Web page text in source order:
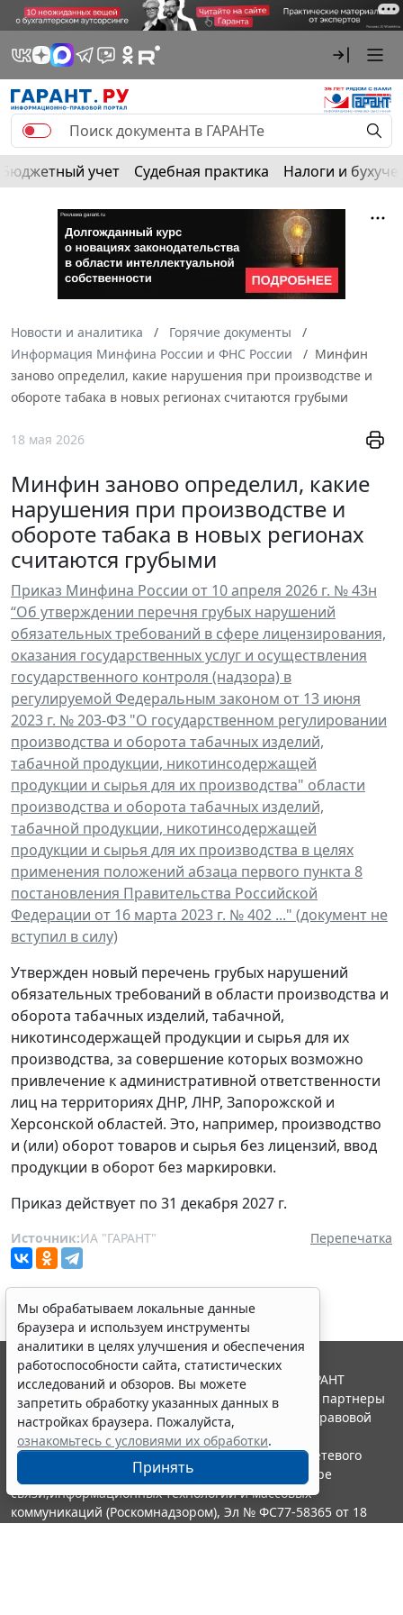
Бюджетный учет Судебная практика Налоги и
Новости и аналитика
Горячие документы
Информация Минфина России и ФНС России
Минфин
заново определил, какие нарушения при производстве и
обороте табака в новых регионах считаются грубыми
18 мая 2026
Минфин заново определил, какие
нарушения при производстве и
обороте табака в новых регионах
считаются грубыми
Приказ Минфина России от 10 апреля 2026 г. № 43н
“Об утверждении перечня грубых нарушений
обязательных требований в сфере лицензирования,
оказания государственных услуг и осуществления
государственного контроля (надзора) в
регулируемой Федеральным законом от 13 июня
2023 г. № 203-ФЗ "О государственном регулировании
производства и оборота табачных изделий,
табачной продукции, никотинсодержащей
продукции и сырья для их производства" области
производства и оборота табачных изделий,
табачной продукции, никотинсодержащей
продукции и сырья для их производства в целях
применения положений абзаца первого пункта 8
постановления Правительства Российской
Федерации от 16 марта 2023 г. № 402 ..." (документ не
вступил в силу)
Утвержден новый перечень грубых нарушений
обязательных требований в области производства и
оборота табачных изделий, табачной,
никотинсодержащей продукции и сырья для их
производства, за совершение которых возможно
привлечение к административной ответственности
лиц на территориях ДНР, ЛНР, Запорожской и
Херсонской областей. Это, например, производство
и (или) оборот товаров и сырья без лицензий, ввод
продукции в оборот без маркировки.
Приказ действует по 31 декабря 2027 г.
Источник:ИА "ГАРАНТ" Перепечатка
Мы обрабатываем локальные данные
браузера и используем инструменты
аналитики в целях улучшения и обеспечения
работоспособности сайта, статистических
исследований и обзоров. Вы можете
запретить обработку указанных данных в
настройках браузера. Пожалуйста,
ознакомьтесь с условиями их обработки.
Принять
© ООО "НПП "ГАРАНТ-СЕРВИС", 2026. Система ГАРАНТ
выпускается с 1990 года. Компания "Гарант" и ее партнеры
являются участниками Российской ассоциации правовой
информации ГАРАНТ.
Портал ГАРАНТ.РУ зарегистрирован в качестве сетевого
издания Федеральной службой по надзору в сфере
связи,информационных технологий и массовых
коммуникаций (Роскомнадзором), Эл № ФС77-58365 от 18